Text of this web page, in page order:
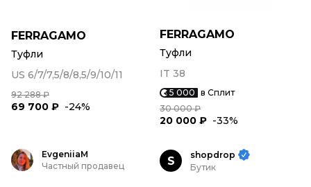
FERRAGAMO
Туфли
US 6/7/7,5/8/8,5/9/10/11
92 288 ₽
69 700 ₽ -24%
FERRAGAMO
Туфли
IT 38
5 000 в Сплит
30 000 ₽
20 000 ₽ -33%
EvgeniiaM
Частный продавец
S
shopdrop
Бутик